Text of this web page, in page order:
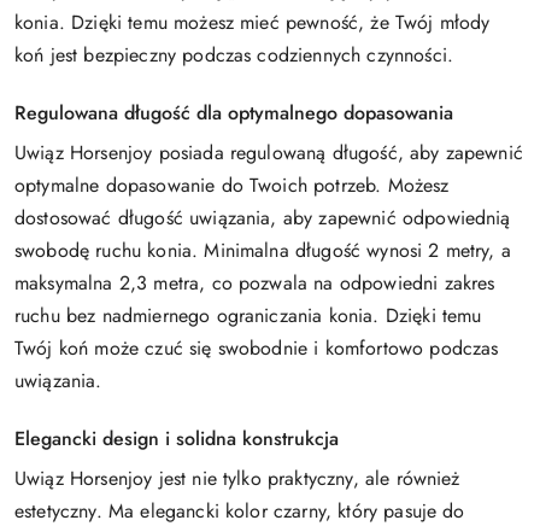
konia. Dzięki temu możesz mieć pewność, że Twój młody
koń jest bezpieczny podczas codziennych czynności.
Regulowana długość dla optymalnego dopasowania
Uwiąz Horsenjoy posiada regulowaną długość, aby zapewnić
optymalne dopasowanie do Twoich potrzeb. Możesz
dostosować długość uwiązania, aby zapewnić odpowiednią
swobodę ruchu konia. Minimalna długość wynosi 2 metry, a
maksymalna 2,3 metra, co pozwala na odpowiedni zakres
ruchu bez nadmiernego ograniczania konia. Dzięki temu
Twój koń może czuć się swobodnie i komfortowo podczas
uwiązania.
Elegancki design i solidna konstrukcja
Uwiąz Horsenjoy jest nie tylko praktyczny, ale również
estetyczny. Ma elegancki kolor czarny, który pasuje do